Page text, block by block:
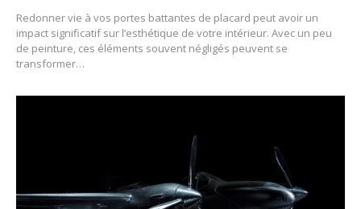
Redonner vie à vos portes battantes de placard peut avoir un
impact significatif sur l’esthétique de votre intérieur. Avec un peu
de peinture, ces éléments souvent négligés peuvent se
transformer…